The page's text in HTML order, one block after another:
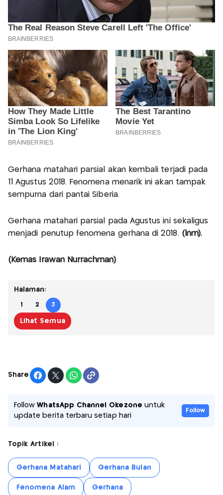
Gerhana matahari parsial akan kembali terjadi pada
11 Agustus 2018. Fenomena menarik ini akan tampak
sempurna dari pantai Siberia.
Gerhana matahari parsial pada Agustus ini sekaligus
menjadi penutup fenomena gerhana di 2018. (lnm).
(Kemas Irawan Nurrachman)
Halaman:
1 2 3
Lihat Semua
Share
FollowWhatsApp Channel Okezone untuk
update berita terbaru setiap hari
Follow
Topik Artikel :
Gerhana Matahari Gerhana Bulan
Fenomena Alam Gerhana